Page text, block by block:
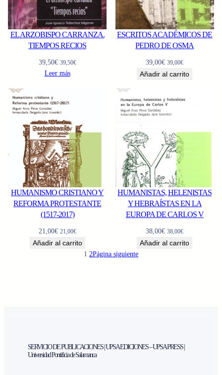
EL ARZOBISPO CARRANZA.
TIEMPOS RECIOS
39,50€ 39,50€
Leer más
ESCRITOS ACADÉMICOS DE
PEDRO DE OSMA
39,00€ 39,00€
Añadir al carrito
HUMANISMO CRISTIANO Y
REFORMA PROTESTANTE
(1517-2017)
21,00€ 21,00€
Añadir al carrito
HUMANISTAS, HELENISTAS
Y HEBRAÍSTAS EN LA
EUROPA DE CARLOS V
38,00€ 38,00€
Añadir al carrito
1 2Página siguiente
SERVICIO DE PUBLICACIONES | UPSA EDICIONES – UPSA PRESS |
Universidad Pontificia de Salamanca